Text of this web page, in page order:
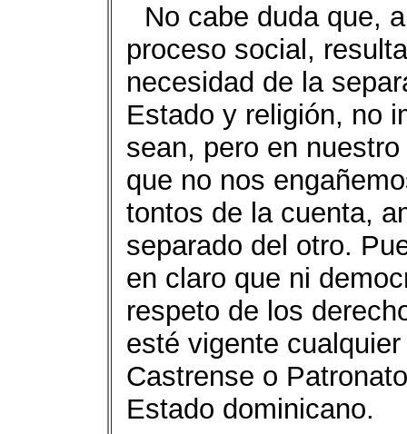
No cabe duda que,
proceso social,
necesidad de la
Estado y religión, no
sean, pero en
que no nos
tontos de la cuenta,
separado del otro.
en claro que ni
respeto de los
esté vigente
Castrense o
Estado dominicano.